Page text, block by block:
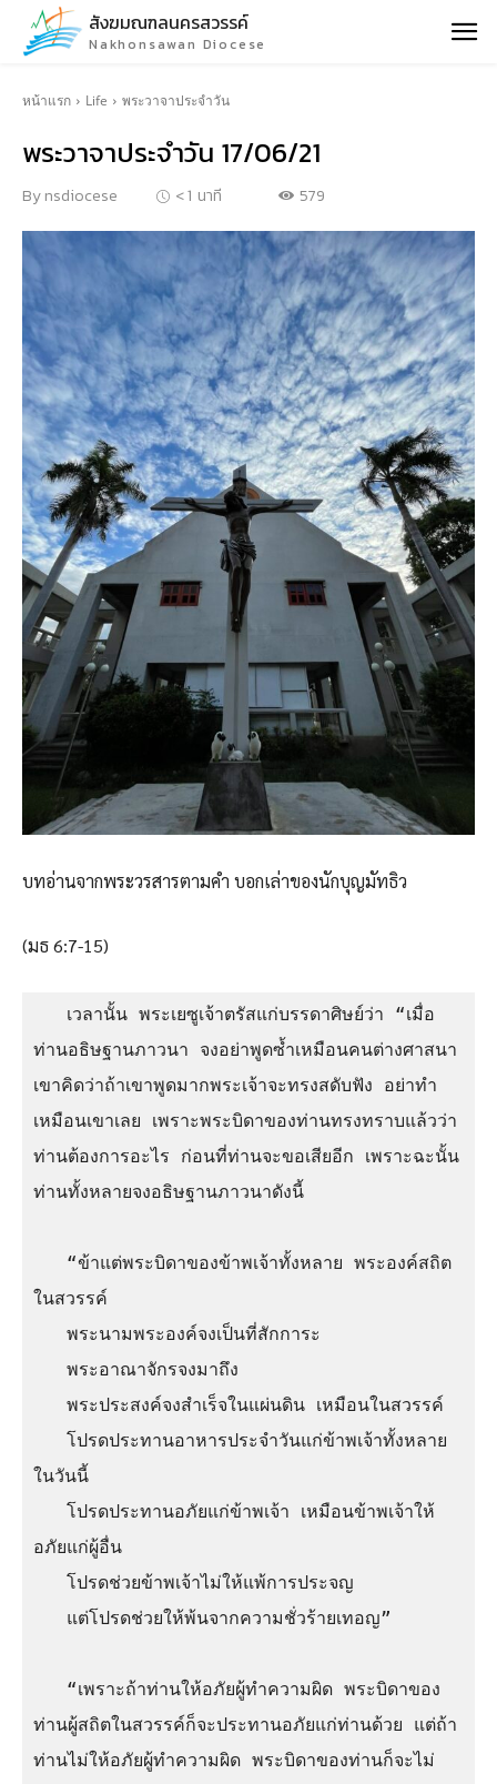
สังฆมณฑลนครสวรรค์
Nakhonsawan Diocese
หน้าแรก Life พระวาจาประจำวัน
พระวาจาประจำวัน 17/06/21
Bynsdiocese < 1 นาที 579
บทอ่านจากพระวรสารตามคำ บอกเล่าของนักบุญมัทธิว
(มธ 6:7-15)
ท่านอธิษฐานภาวนา จงอย่าพูดซ้ำเหมือนคนต่างศาสนา
เขาคิดว่าถ้าเขาพูดมากพระเจ้าจะทรงสดับฟัง อย่าทำ
เหมือนเขาเลย เพราะพระบิดาของท่านทรงทราบแล้วว่า
ท่านต้องการอะไร ก่อนที่ท่านจะขอเสียอีก เพราะฉะนั้น
ท่านทั้งหลายจงอธิษฐานภาวนาดังนี้
ในสวรรค์
ในวันนี้
อภัยแก่ผู้อื่น
ท่านผู้สถิตในสวรรค์ก็จะประทานอภัยแก่ท่านด้วย แต่ถ้า
ท่านไม่ให้อภัยผู้ทำความผิด พระบิดาของท่านก็จะไม่